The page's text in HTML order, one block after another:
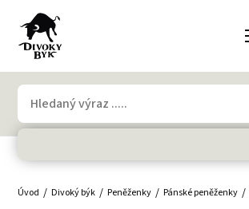
Úvod Divoký býk Peněženky Pánské peněženky